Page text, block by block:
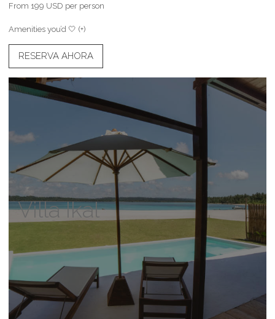
From 199 USD per person
Amenities you’d 🤍 (+)
RESERVA AHORA
Villa Ikal